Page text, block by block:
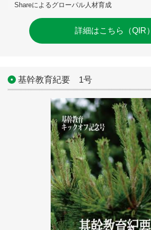
Shareによるグローパル人材育成
詳細はこちら（QIR）
基幹教育紀要 1号